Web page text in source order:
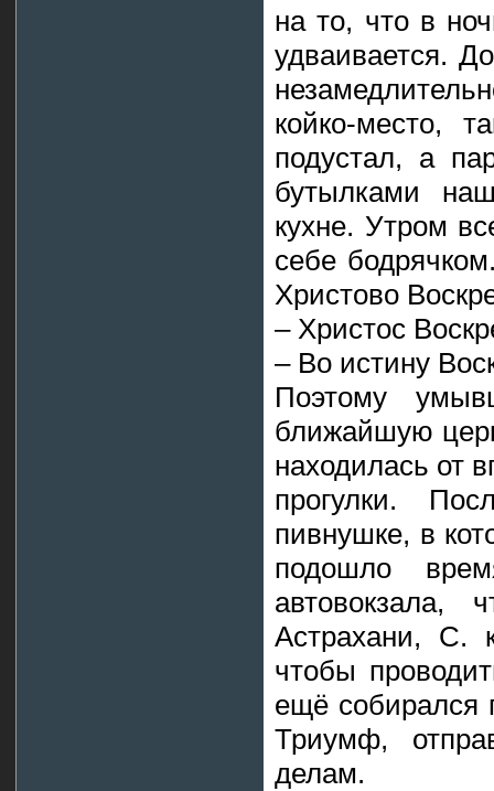
на то, что в
удваивается.
койко-место,
подустал, а
бутылками
кухне. Утром
себе
Христово
– Христос
– Во истину
Поэтому
ближайшую
находилась от
прогулки.
пивнушке, в
подошло
Астрахани, С.
чтобы
ещё собирался
Триумф,
делам.